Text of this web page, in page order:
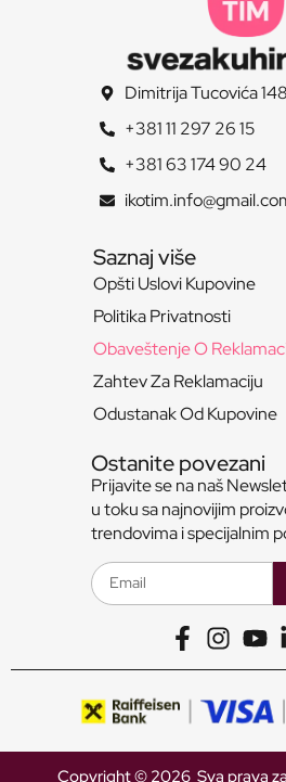
Dimitrija Tucovića
+381 11 297 26 15
+381 63 174 90 24
Saznaj više
Opšti Uslovi Kupovine
Politika Privatnosti
Obaveštenje O
Zahtev Za Reklamaciju
Odustanak Od Kupovine
Ostanite povezani
Prijavite se na naš
u toku sa najnovijim
trendovima i specijalnim
Copyright © 2026 Sva prava